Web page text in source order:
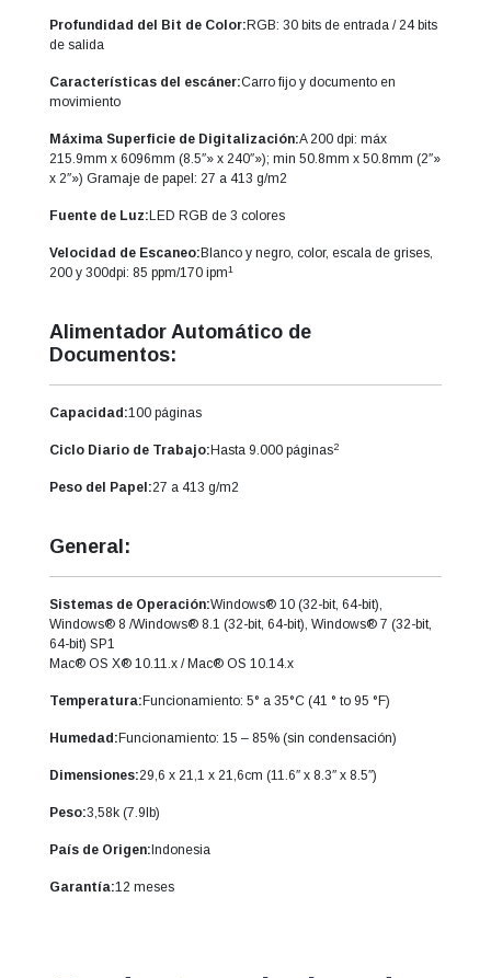
Profundidad del Bit de Color: RGB: 30 bits de entrada / 24 bits
de salida
Características del escáner:Carro fijo y documento en
movimiento
Máxima Superficie de Digitalización:A 200 dpi: máx
215.9mm x 6096mm (8.5″» x 240″»); min 50.8mm x 50.8mm (2″»
x 2″») Gramaje de papel: 27 a 413 g/m2
Fuente de Luz: LED RGB de 3 colores
Velocidad de Escaneo: Blanco y negro, color, escala de grises,
200 y 300dpi: 85 ppm/170 ipm1
Alimentador Automático de
Documentos:
Capacidad:100 páginas
Ciclo Diario de Trabajo: Hasta 9.000 páginas2
Peso del Papel:27 a 413 g/m2
General:
Sistemas de Operación:Windows® 10 (32-bit, 64-bit),
Windows® 8 /Windows® 8.1 (32-bit, 64-bit), Windows® 7 (32-bit,
64-bit) SP1
Mac® OS X® 10.11.x / Mac® OS 10.14.x
Temperatura: Funcionamiento: 5° a 35°C (41 ° to 95 °F)
Humedad: Funcionamiento: 15 – 85% (sin condensación)
Dimensiones:29,6 x 21,1 x 21,6cm (11.6″ x 8.3″ x 8.5″)
Peso:3,58k (7.9lb)
País de Origen: Indonesia
Garantía:12 meses